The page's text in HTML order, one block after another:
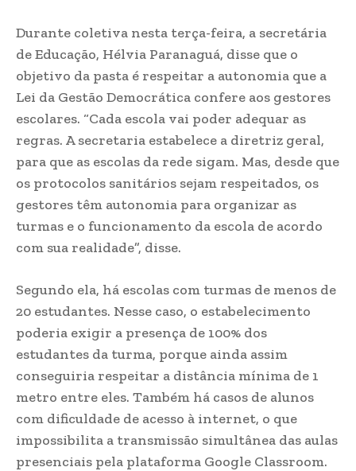
Durante coletiva nesta terça-feira, a secretária
de Educação, Hélvia Paranaguá, disse que o
objetivo da pasta é respeitar a autonomia que a
Lei da Gestão Democrática confere aos gestores
escolares. “Cada escola vai poder adequar as
regras. A secretaria estabelece a diretriz geral,
para que as escolas da rede sigam. Mas, desde que
os protocolos sanitários sejam respeitados, os
gestores têm autonomia para organizar as
turmas e o funcionamento da escola de acordo
com sua realidade”, disse.
Segundo ela, há escolas com turmas de menos de
20 estudantes. Nesse caso, o estabelecimento
poderia exigir a presença de 100% dos
estudantes da turma, porque ainda assim
conseguiria respeitar a distância mínima de 1
metro entre eles. Também há casos de alunos
com dificuldade de acesso à internet, o que
impossibilita a transmissão simultânea das aulas
presenciais pela plataforma Google Classroom.